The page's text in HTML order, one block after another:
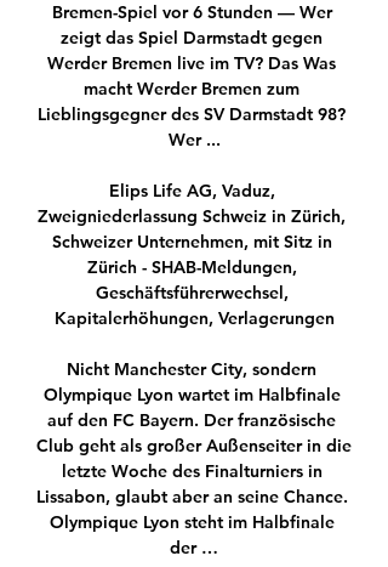
Bremen-Spiel vor 6 Stunden — Wer
zeigt das Spiel Darmstadt gegen
Werder Bremen live im TV? Das Was
macht Werder Bremen zum
Lieblingsgegner des SV Darmstadt 98?
Wer ...
Elips Life AG, Vaduz,
Zweigniederlassung Schweiz in Zürich,
Schweizer Unternehmen, mit Sitz in
Zürich - SHAB-Meldungen,
Geschäftsführerwechsel,
Kapitalerhöhungen, Verlagerungen
Nicht Manchester City, sondern
Olympique Lyon wartet im Halbfinale
auf den FC Bayern. Der französische
Club geht als großer Außenseiter in die
letzte Woche des Finalturniers in
Lissabon, glaubt aber an seine Chance.
Olympique Lyon steht im Halbfinale
der …